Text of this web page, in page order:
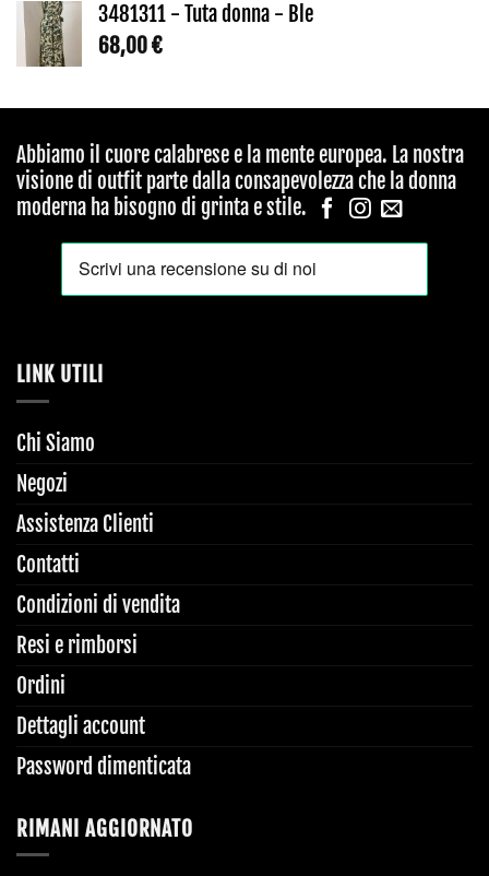
3481311 - Tuta donna - Ble
68,00€
Abbiamo il cuore calabrese e la mente europea. La nostra
visione di outfit parte dalla consapevolezza che la donna
moderna ha bisogno di grinta e stile.
LINK UTILI
Chi Siamo
Negozi
Assistenza Clienti
Contatti
Condizioni di vendita
Resi e rimborsi
Ordini
Dettagli account
Password dimenticata
RIMANI AGGIORNATO